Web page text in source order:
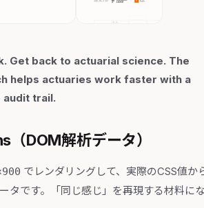
Get back to actuarial science. The
helps actuaries work faster with a
trail.
DOM解析データ）
でレンダリングして、実際のCSS値か
タです。「同じ感じ」を再現する材料に